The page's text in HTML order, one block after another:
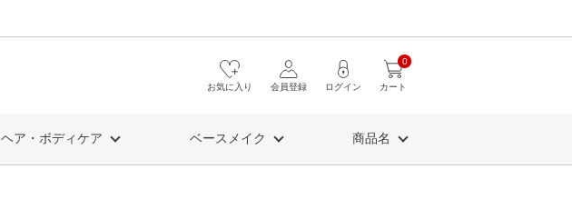
カート
0
ログイン
会員登録
お気に入り
ヘア・ボディケア ベースメイク 商品名